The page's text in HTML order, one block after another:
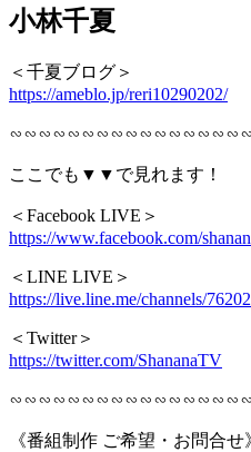
小林千夏
＜千夏ブログ＞
https://ameblo.jp/reri10290202/
ここでも▼▼で見れます！
＜Facebook LIVE＞
https://www.facebook.com/
＜LINE LIVE＞
https://live.line.me/channels/
＜Twitter＞
https://twitter.com/ShananaTV
《番組制作 ご希望・お問合せ